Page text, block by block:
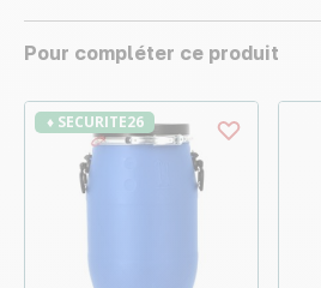
Pour compléter ce produit
♦ SECURITE26